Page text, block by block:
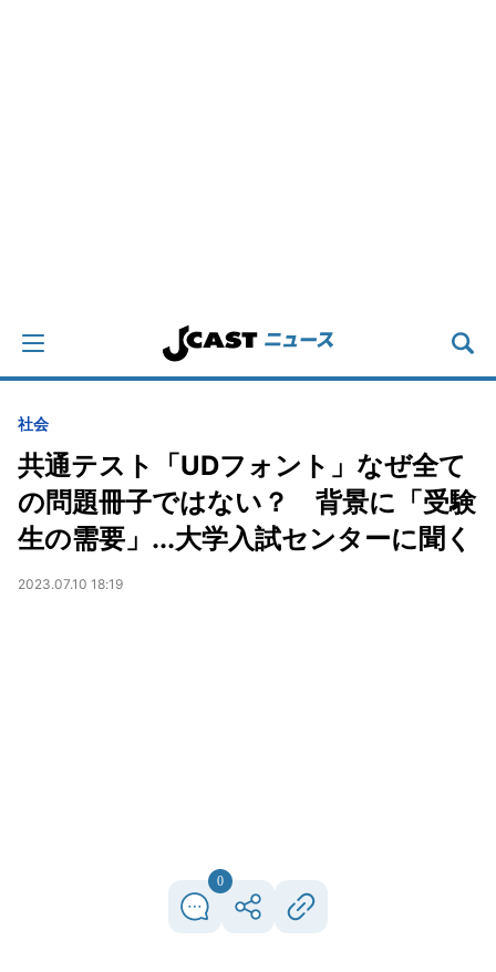
社会
共通テスト「UDフォント」なぜ全て
の問題冊子ではない？ 背景に「受験
生の需要」...大学入試センターに聞く
2023.07.10 18:19
0